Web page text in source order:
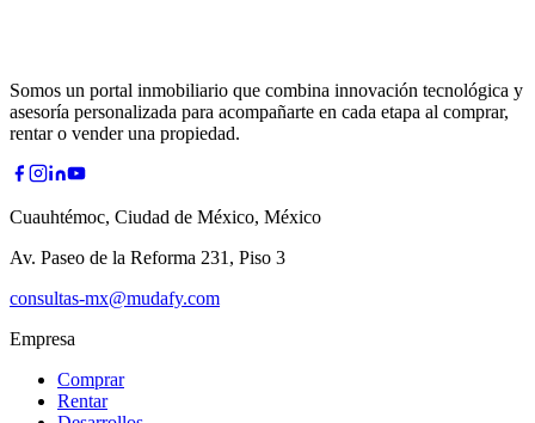
Somos un portal inmobiliario que combina innovación tecnológica y
asesoría personalizada para acompañarte en cada etapa al comprar,
rentar o vender una propiedad.
Cuauhtémoc, Ciudad de México, México
Av. Paseo de la Reforma 231, Piso 3
consultas-mx@mudafy.com
Empresa
Comprar
Rentar